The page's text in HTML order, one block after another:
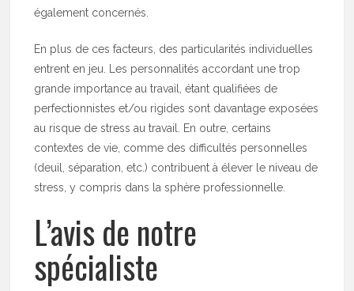
également concernés.
En plus de ces facteurs, des particularités individuelles
entrent en jeu. Les personnalités accordant une trop
grande importance au travail, étant qualifiées de
perfectionnistes et/ou rigides sont davantage exposées
au risque de stress au travail. En outre, certains
contextes de vie, comme des difficultés personnelles
(deuil, séparation, etc.) contribuent à élever le niveau de
stress, y compris dans la sphère professionnelle.
L’avis de notre
spécialiste